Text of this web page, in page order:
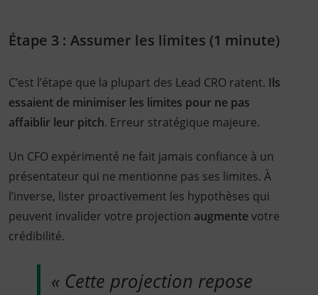
Étape 3 : Assumer les limites (1 minute)
C’est l’étape que la plupart des Lead CRO ratent. Ils
essaient de minimiser les limites pour ne pas
affaiblir leur pitch. Erreur stratégique majeure.
Un CFO expérimenté ne fait jamais confiance à un
présentateur qui ne mentionne pas ses limites. À
l’inverse, lister proactivement les hypothèses qui
peuvent invalider votre projection augmentevotre
crédibilité.
« Cette projection repose